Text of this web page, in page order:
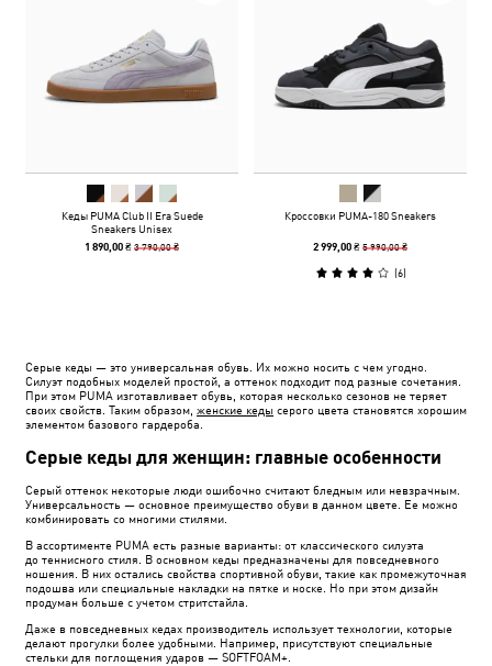
Кеды PUMA Club II Era Suede
Sneakers Unisex
1 890,00 ₴3 790,00 ₴
Кроссовки PUMA-180 Sneakers
2 999,00 ₴5 990,00 ₴
(6)
Серые кеды — это универсальная обувь. Их можно носить с чем угодно.
Силуэт подобных моделей простой, а оттенок подходит под разные сочетания.
При этом PUMA изготавливает обувь, которая несколько сезонов не теряет
своих свойств. Таким образом, женские кеды серого цвета становятся хорошим
элементом базового гардероба.
Серые кеды для женщин: главные особенности
Серый оттенок некоторые люди ошибочно считают бледным или невзрачным.
Универсальность — основное преимущество обуви в данном цвете. Ее можно
комбинировать со многими стилями.
В ассортименте PUMA есть разные варианты: от классического силуэта
до теннисного стиля. В основном кеды предназначены для повседневного
ношения. В них остались свойства спортивной обуви, такие как промежуточная
подошва или специальные накладки на пятке и носке. Но при этом дизайн
продуман больше с учетом стритстайла.
Даже в повседневных кедах производитель использует технологии, которые
делают прогулки более удобными. Например, присутствуют специальные
стельки для поглощения ударов — SOFTFOAM+.